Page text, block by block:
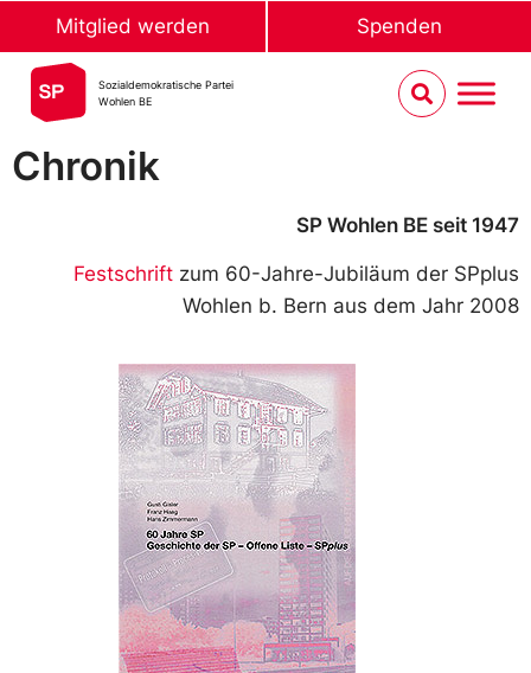
Mitglied werden Spenden
Sozialdemokratische Partei
Wohlen BE
Chronik
SP Wohlen BE seit 1947
Festschrift zum 60-Jahre-Jubiläum der SPplus
Wohlen b. Bern aus dem Jahr 2008